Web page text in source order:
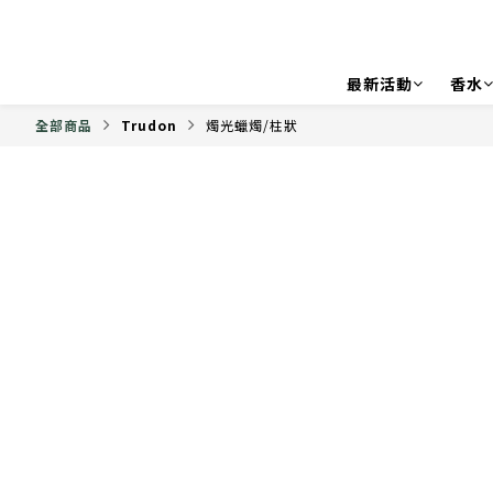
最新活動 香水
全部商品 Trudon 燭光蠟燭/柱狀